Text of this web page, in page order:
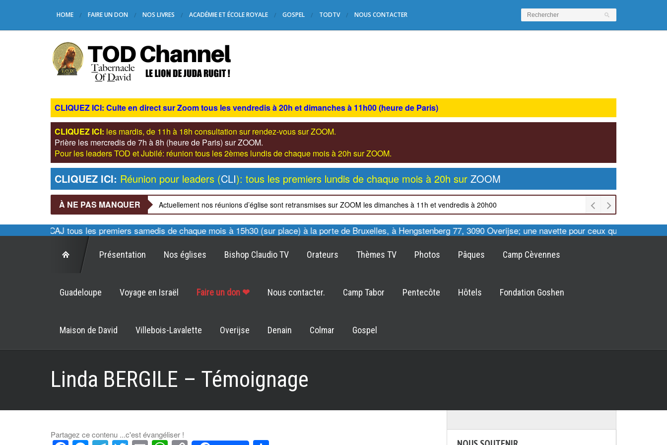
HOME FAIRE UN DON NOS LIVRES ACADÉMIE ET ÉCOLE ROYALE GOSPEL TODTV NOUS CONTACTER
CLIQUEZ ICI: Culte en direct sur Zoom tous les vendredis à 20h et dimanches à 11h00 (heure de Paris)
CLIQUEZ ICI: les mardis, de 11h à 18h consultation sur rendez-vous sur ZOOM.
Prière les mercredis de 7h à 8h (heure de Paris) sur ZOOM.
Pour les leaders TOD et Jubilé: réunion tous les 2èmes lundis de chaque mois à 20h sur ZOOM.
CLIQUEZ ICI: Réunion pour leaders (CLI): tous les premiers lundis de chaque mois à 20h sur ZOOM
À NE PAS MANQUER Actuellement nos réunions d’église sont retransmises sur ZOOM les dimanches à 11h et vendredis à 20h00
des CAJ tous les premiers samedis de chaque mois à 15h30 (sur place) à la porte de Bruxelles, à Hengstenberg 77, 3090 Overijse; une navette pour ceux qui le désirent
Présentation Nos églises Bishop Claudio TV Orateurs Thèmes TV Photos Pâques Camp Cèvennes
Guadeloupe Voyage en Israël Faire un don ❤ Nous contacter. Camp Tabor Pentecôte Hôtels Fondation Goshen
Maison de David Villebois-Lavalette Overijse Denain Colmar Gospel
Linda BERGILE – Témoignage
Partagez ce contenu ...c'est évangéliser !